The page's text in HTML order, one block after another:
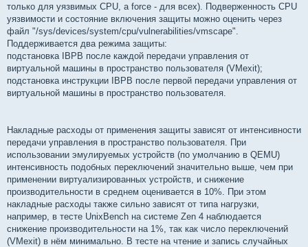
только для уязвимых CPU, а force - для всех). Подверженность CPU
уязвимости и состояние включения защиты можно оценить через
файл "/sys/devices/system/cpu/vulnerabilities/vmscape".
Поддерживается два режима защиты:
подстановка IBPB после каждой передачи управления от
виртуальной машины в пространство пользователя (VMexit);
подстановка инструкции IBPB после первой передачи управления от
виртуальной машины в пространство пользователя.
Накладные расходы от применения защиты зависят от интенсивности
передачи управления в пространство пользователя. При
использовании эмулируемых устройств (по умолчанию в QEMU)
интенсивность подобных переключений значительно выше, чем при
применении виртуализированных устройств, и снижение
производительности в среднем оценивается в 10%. При этом
накладные расходы также сильно зависят от типа нагрузки,
например, в тесте UnixBench на системе Zen 4 наблюдается
снижение производительности на 1%, так как число переключений
(VMexit) в нём минимально. В тесте на чтение и запись случайных